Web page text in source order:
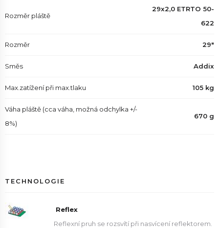
Rozměr pláště
29x2,0 ETRTO 50-
622
Rozměr 29"
Směs Addix
Max.zatížení při max.tlaku 105 kg
Váha pláště (cca váha, možná odchylka +/-
8%)
670 g
TECHNOLOGIE
Reflex
Reflexní pruh se rozsvítí při nasvícení reflektorem.